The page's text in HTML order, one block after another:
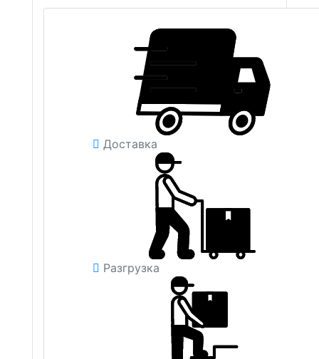
Доставка
Разгрузка